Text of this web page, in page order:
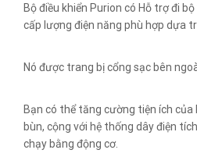
Bộ điều khiển Purion có Hỗ trợ đi
cấp lượng điện năng phù hợp dựa
Nó được trang bị cổng sạc bên
Bạn có thể tăng cường tiện ích
bùn, cộng với hệ thống dây điện
chạy bằng động cơ.